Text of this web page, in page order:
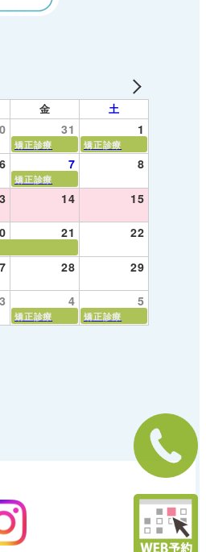
金 土
31 1
矯正診療 矯正診療
6 7 8
矯正診療
14 15
21 22
28 29
3 4 5
矯正診療 矯正診療